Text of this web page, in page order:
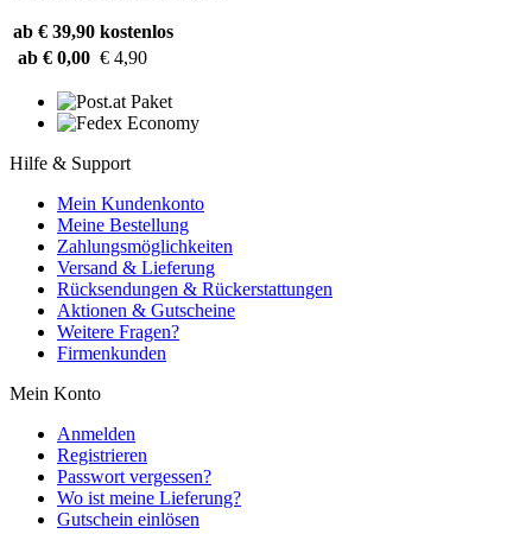
ab € 39,90 kostenlos
ab € 0,00 € 4,90
Hilfe & Support
Mein Kundenkonto
Meine Bestellung
Zahlungsmöglichkeiten
Versand & Lieferung
Rücksendungen & Rückerstattungen
Aktionen & Gutscheine
Weitere Fragen?
Firmenkunden
Mein Konto
Anmelden
Registrieren
Passwort vergessen?
Wo ist meine Lieferung?
Gutschein einlösen